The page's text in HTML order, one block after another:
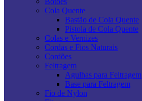
Cola Quente
Bastão de Cola Quente
Pistola de Cola Quente
Colas e Vernizes
Cordas e Fios Naturais
Cordões
Feltragem
Agulhas para Feltragem
Base para Feltragem
Fio de Nylon